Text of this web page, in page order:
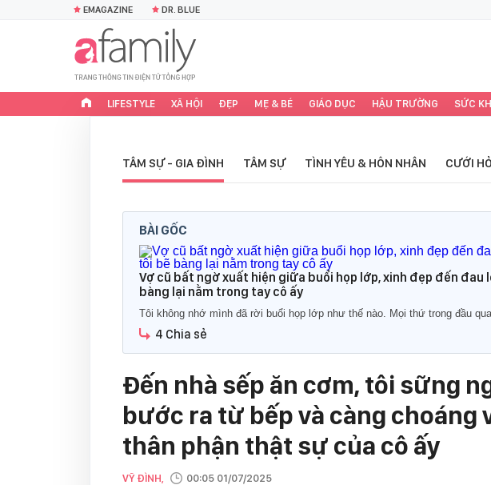
EMAGAZINE DR. BLUE
LIFESTYLE XÃ HỘI ĐẸP MẸ & BÉ GIÁO DỤC HẬU TRƯỜNG SỨC
TÂM SỰ - GIA ĐÌNH TÂM SỰ TÌNH YÊU & HÔN NHÂN CƯỚI
BÀI GỐC
Vợ cũ bất ngờ xuất hiện giữa buổi họp lớp, xinh đẹp đến
bàng lại nằm trong tay cô ấy
Tôi không nhớ mình đã rời buổi họp lớp như thế nào. Mọi thứ trong đầu
4 Chia sẻ
Đến nhà sếp ăn cơm, tôi sững
bước ra từ bếp và càng choáng
thân phận thật sự của cô ấy
VỸ ĐÌNH, 00:05 01/07/2025